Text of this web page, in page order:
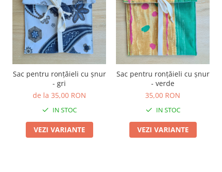
Sac pentru ronțăieli cu șnur
- gri
de la 35,00 RON
IN STOC
VEZI VARIANTE
Sac pentru ronțăieli cu șnur
- verde
35,00 RON
IN STOC
VEZI VARIANTE